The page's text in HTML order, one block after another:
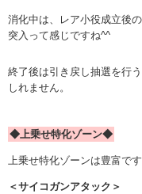
消化中は、レア小役成立後
突入って感じですね^^
終了後は引き戻し抽選を行
しれません。
◆上乗せ特化ゾーン◆
上乗せ特化ゾーンは豊富です
＜サイコガンアタック＞